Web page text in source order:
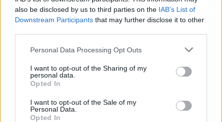
also be disclosed by us to third parties on the IAB’s List of
Downstream Participants that may further disclose it to other
Personal Data Processing Opt Outs
I want to opt-out of the Sharing of my
personal data.
Opted In
I want to opt-out of the Sale of my
Personal Data.
Opted In
Kecskeméten is szakirányú továbbképzésekkel erősít a
Gál Ferenc Egyetem